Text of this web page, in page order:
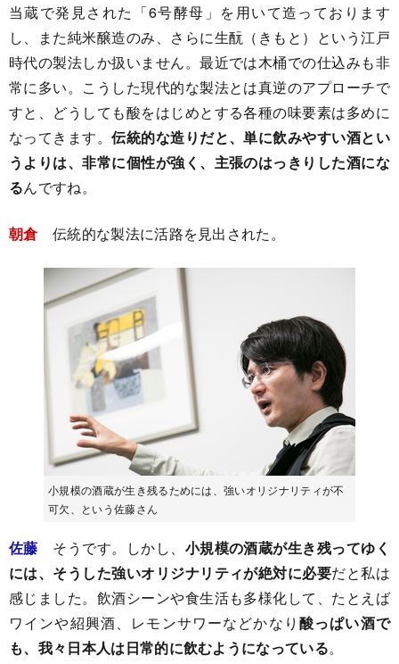
当蔵で発見された「6号酵母」を用いて造っております
し、また純米醸造のみ、さらに生酛（きもと）という江戸
時代の製法しか扱いません。最近では木桶での仕込みも非
常に多い。こうした現代的な製法とは真逆のアプローチで
すと、どうしても酸をはじめとする各種の味要素は多めに
なってきます。伝統的な造りだと、単に飲みやすい酒とい
うよりは、非常に個性が強く、主張のはっきりした酒にな
るんですね。
朝倉伝統的な製法に活路を見出された。
小規模の酒蔵が生き残るためには、強いオリジナリティが不
可欠、という佐藤さん
佐藤 そうです。しかし、 小規模の酒蔵が生き残ってゆく
には、そうした強いオリジナリティが絶対に必要だと私は
感じました。飲酒シーンや食生活も多様化して、たとえば
ワインや紹興酒、レモンサワーなどかなり 酸っぱい酒で
も、我々日本人は日常的に飲むようになっている。